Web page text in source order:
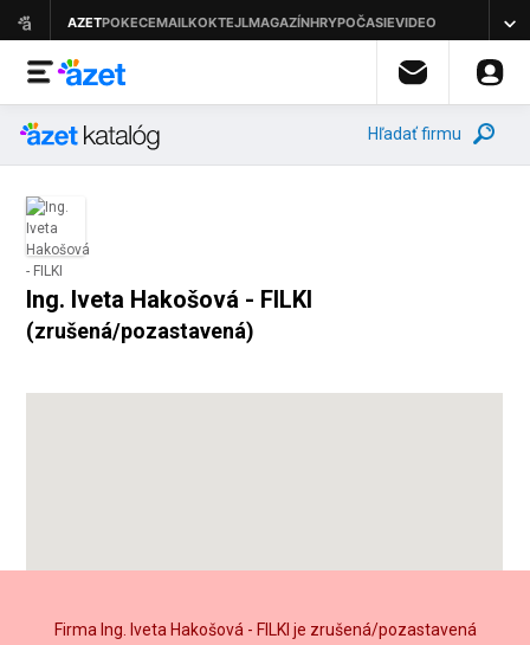
Hľadať firmu
Ing. Iveta Hakošová - FILKI
(zrušená/pozastavená)
Firma Ing. Iveta Hakošová - FILKI je zrušená/pozastavená